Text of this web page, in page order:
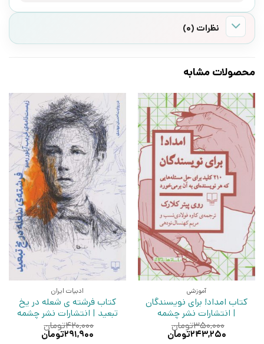
نظرات (0)
محصولات مشابه
آموزشی
کتاب امداد! برای نویسندگان
| انتشارات نشر چشمه
۳۵۰,۰۰۰تومان
قیمت
۲۴۳,۲۵۰تومان
ادبیات ایران
کتاب فرشته ی شعله در یخ
تبعید | انتشارات نشر چشمه
۴۲۰,۰۰۰تومان
قیمت
۲۹۱,۹۰۰تومان